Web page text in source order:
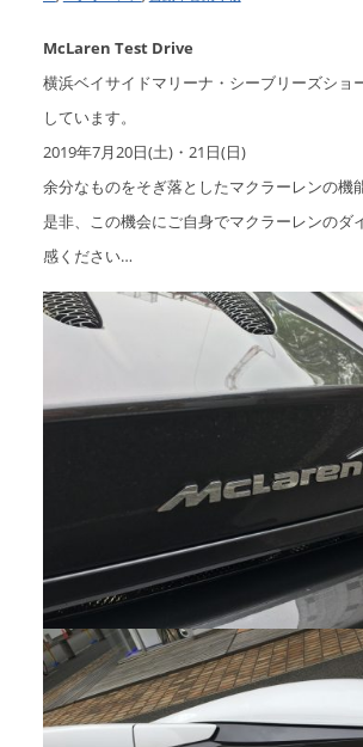
McLaren Test Drive
横浜ベイサイドマリーナ・シーブリーズショ
しています。
2019年7月20日(土)・21日(日)
余分なものをそぎ落としたマクラーレンの機
是非、この機会にご自身でマクラーレンのダ
感ください…